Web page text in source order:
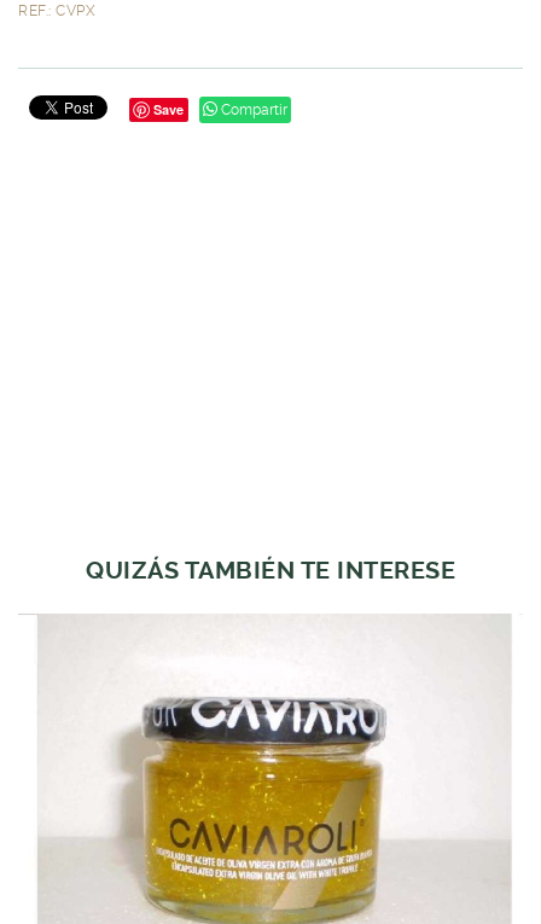
REF.: CVPX
Save Compartir
QUIZÁS TAMBIÉN TE INTERESE